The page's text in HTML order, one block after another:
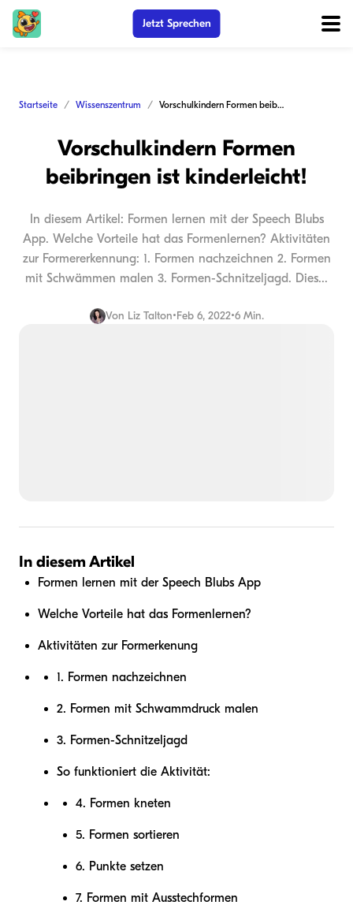
Jetzt Sprechen
Startseite Wissenszentrum Vorschulkindern Formen beibringen ist kinderleicht!
Vorschulkindern Formen
beibringen ist kinderleicht!
In diesem Artikel: Formen lernen mit der Speech Blubs
App. Welche Vorteile hat das Formenlernen? Aktivitäten
zur Formererkennung: 1. Formen nachzeichnen 2. Formen
mit Schwämmen malen 3. Formen-Schnitzeljagd. Dies...
Von Liz Talton•Feb 6, 2022•6 Min.
In diesem Artikel
Formen lernen mit der Speech Blubs App
Welche Vorteile hat das Formenlernen?
Aktivitäten zur Formerkenung
1. Formen nachzeichnen
2. Formen mit Schwammdruck malen
3. Formen-Schnitzeljagd
So funktioniert die Aktivität:
4. Formen kneten
5. Formen sortieren
6. Punkte setzen
7. Formen mit Ausstechformen